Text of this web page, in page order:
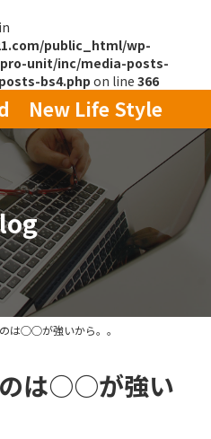
public_html/wp-
unit/inc/media-posts-
bs4.php on line 366
New Life Style
は○○が強いから。。
は○○が強い